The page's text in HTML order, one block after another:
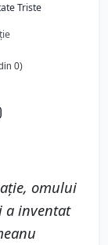
Triste
0)
omului
a inventat